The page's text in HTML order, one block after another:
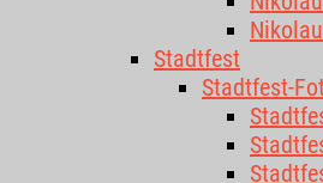
Stadtfest
Stadtfest-